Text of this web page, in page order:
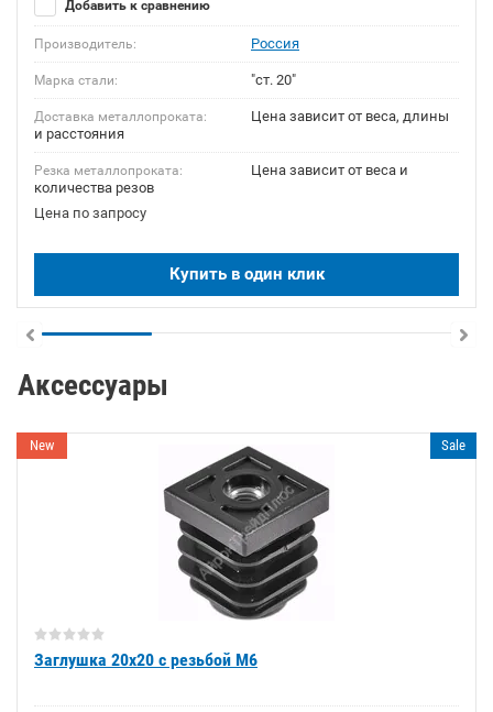
Добавить к сравнению
Производитель: Россия
Марка стали: "ст. 20"
Доставка металлопроката:
Цена зависит от веса, длины
и расстояния
Резка металлопроката:
Цена зависит от веса и
количества резов
Цена по запросу
Купить в один клик
Аксессуары
New Sale
Заглушка 20x20 с резьбой М6